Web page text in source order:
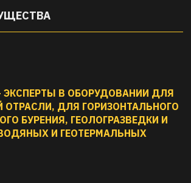
— ЭКСПЕРТЫ В ОБОРУДОВАНИИ ДЛЯ
ОТРАСЛИ, ДЛЯ ГОРИЗОНТАЛЬНОГО
БУРЕНИЯ, ГЕОЛОГРАЗВЕДКИ И
И ГЕОТЕРМАЛЬНЫХ